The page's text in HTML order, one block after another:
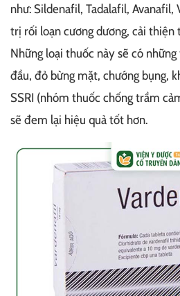
như: Sildenafil, Tadalafil,
trị rối loạn cương dương, cải
Những loại thuốc này sẽ có
đầu, đỏ bừng mặt, chướng bụng,
SSRI (nhóm thuốc chống trầm
sẽ đem lại hiệu quả tốt hơn.